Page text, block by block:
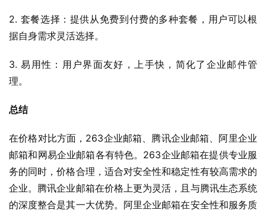
2. 套餐选择：提供从免费到付费的多种套餐，用户可以根
据自身需求灵活选择。
3. 易用性：用户界面友好，上手快，简化了企业邮件管
理。
总结
在价格对比方面，263企业邮箱、腾讯企业邮箱、阿里企业
邮箱和网易企业邮箱各有特色。263企业邮箱在提供专业服
务的同时，价格合理，适合对安全性和稳定性有较高需求的
企业。腾讯企业邮箱在价格上更为灵活，且与腾讯生态系统
的深度整合是其一大优势。阿里企业邮箱在安全性和服务质